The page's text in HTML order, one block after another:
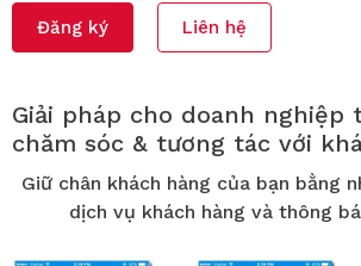
Đăng ký Liên hệ
Giải pháp cho doanh nghiệp
chăm sóc & tương tác với
Giữ chân khách hàng của bạn bằng
dịch vụ khách hàng và thông